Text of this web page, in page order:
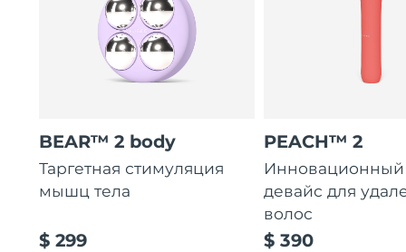
BEAR™ 2 body
Таргетная стимуляция
мышц тела
$ 299
PEACH™ 2
Инновационный
девайс для
волос
$ 390